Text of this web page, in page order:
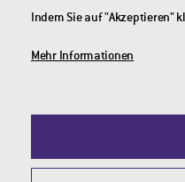
CROSS Zlín, a.s.
Průmyslová 1395
Indem Sie auf "Akzeptieren"
Mehr Informationen